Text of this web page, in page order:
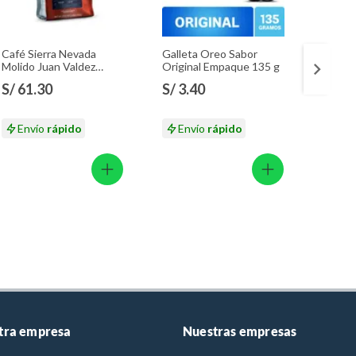
Café Sierra Nevada
Molido Juan Valdez
S/ 61.30
Envío rápido
Galleta Oreo Sabor
Original Empaque 135 g
S/ 3.40
Envío rápido
empresa Nuestras empresas